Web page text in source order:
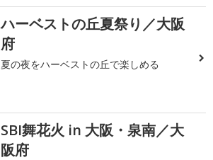
ハーベストの丘夏祭り／大阪
府
夏の夜をハーベストの丘で楽しめる
SBI舞花火 in 大阪・泉南／大
阪府